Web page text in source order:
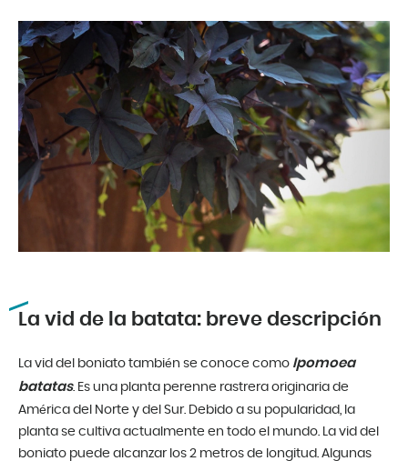
La vid de la batata: breve descripción
La vid del boniato también se conoce como Ipomoea
batatas. Es una planta perenne rastrera originaria de
América del Norte y del Sur. Debido a su popularidad, la
planta se cultiva actualmente en todo el mundo. La vid del
boniato puede alcanzar los 2 metros de longitud. Algunas